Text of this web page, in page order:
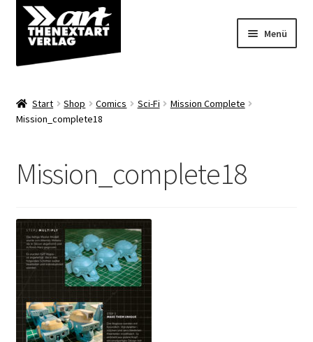
Zur
Navigation
springen
Zum
Inhalt
springen
Menü
Shop
Start Shop Comics Sci-Fi
Mission Complete
Mission_complete18
Mission_complete18